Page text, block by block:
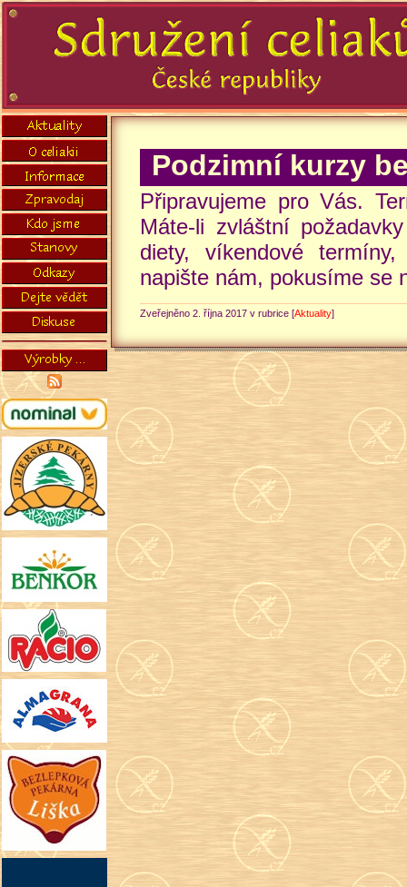
Podzimní kurzy
Připravujeme pro Vás.
Máte-li zvláštní
diety, víkendové
napište nám, pokusíme se
Zveřejněno 2. října 2017 v rubrice [Aktuality]